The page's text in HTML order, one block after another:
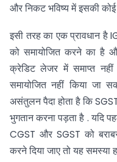
और निकट भविष्य में इसकी कोई
इसी तरह का एक प्रावधान है
को समायोजित करने का
क्रेडिट लेजर में समाप्त
समायोजित नहीं किया
असंतुलन पैदा होता है कि
भुगतान करना पड़ता है . यदि
CGST और SGST को
करने दिया जाए तो यह समस्या